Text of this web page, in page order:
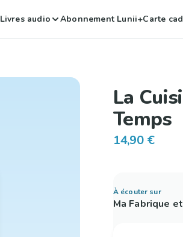
Livres audio Abonnement Lunii+Carte
La
Temps
14,90 €
À écouter sur
Ma Fabrique